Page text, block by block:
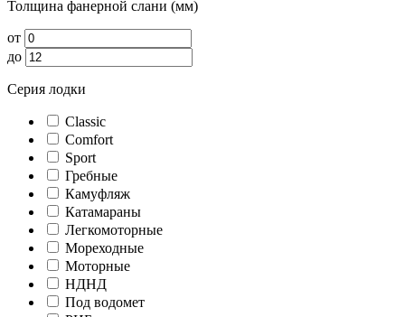
Толщина фанерной слани (мм)
от
до
Серия лодки
Classic
Comfort
Sport
Гребные
Камуфляж
Катамараны
Легкомоторные
Мореходные
Моторные
НДНД
Под водомет